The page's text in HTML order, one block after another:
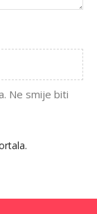
Ne smije biti